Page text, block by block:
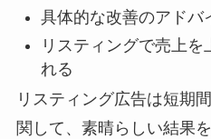
具体的な改善のアドバ
リスティングで売上
れる
リスティング広告は短期
関して、素晴らしい結果